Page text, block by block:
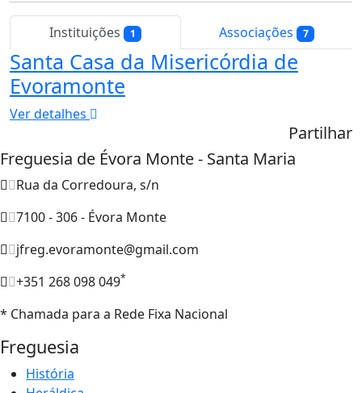
Instituições 1 Associações 7
Santa Casa da Misericórdia de
Evoramonte
Ver detalhes
Partilhar
Freguesia de Évora Monte - Santa Maria
Rua da Corredoura, s/n
7100 - 306 - Évora Monte
jfreg.evoramonte@gmail.com
+351 268 098 049*
* Chamada para a Rede Fixa Nacional
Freguesia
História